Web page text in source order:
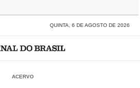
QUINTA, 6 DE AGOSTO DE 2026
ACERVO